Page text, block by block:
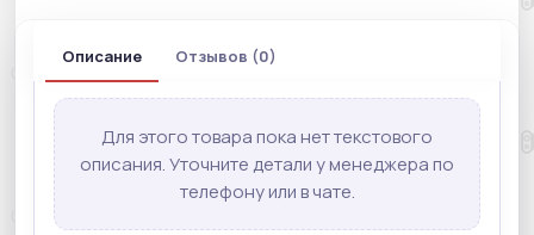
Описание Отзывов (0)
Для этого товара пока нет текстового
описания. Уточните детали у менеджера по
телефону или в чате.